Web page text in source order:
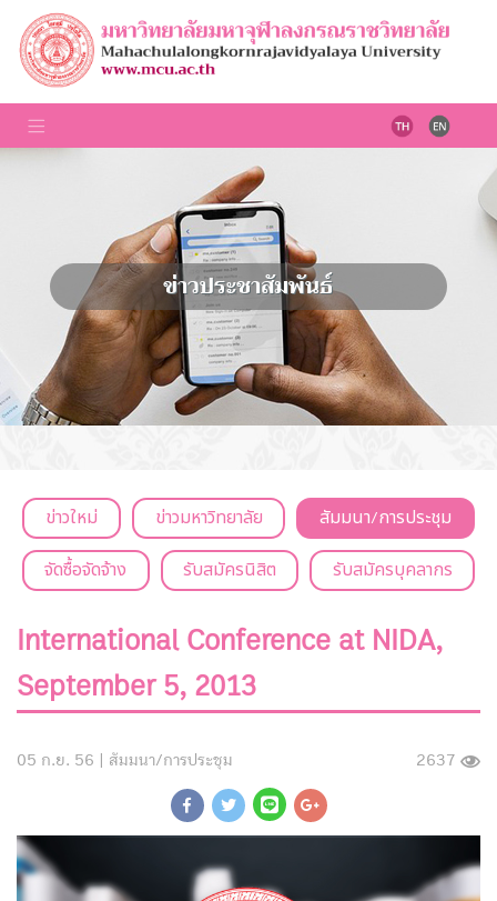
ข่าวประชาสัมพันธ์
ข่าวใหม่ ข่าวมหาวิทยาลัย
สัมมนา/การประชุม
จัดซื้อจัดจ้าง
รับสมัครนิสิต รับสมัครบุคลากร
International Conference at NIDA,
September 5, 2013
05 ก.ย. 56 | สัมมนา/การประชุม 2637